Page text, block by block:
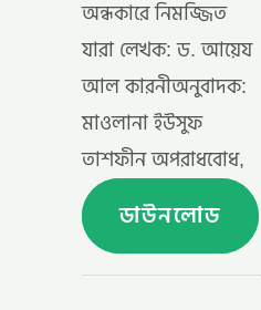
অন্ধকারে নিমজ্জিত
যারা লেখক: ড. আয়েয
আল কারনীঅনুবাদক:
মাওলানা ইউসুফ
তাশফীন অপরাধবোধ,
ডাউনলোড